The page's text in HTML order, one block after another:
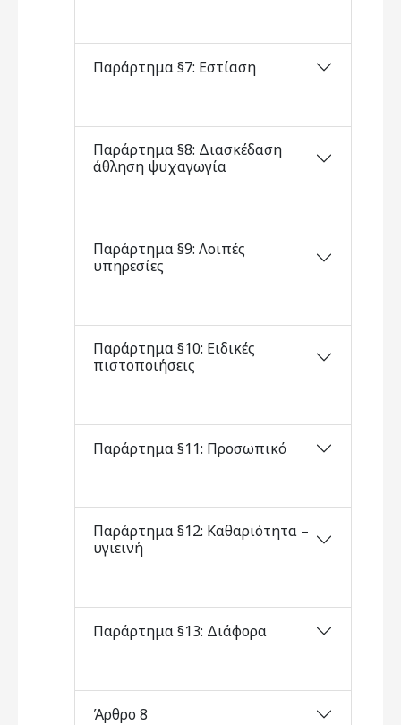
Παράρτημα §7: Εστίαση
Παράρτημα §8: Διασκέδαση
άθληση ψυχαγωγία
Παράρτημα §9: Λοιπές
υπηρεσίες
Παράρτημα §10: Ειδικές
πιστοποιήσεις
Παράρτημα §11: Προσωπικό
Παράρτημα §12: Καθαριότητα –
υγιεινή
Παράρτημα §13: Διάφορα
Άρθρο 8